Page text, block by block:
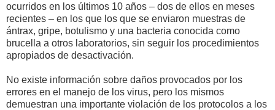
ocurridos en los últimos 10 años – dos de ellos en meses
recientes – en los que los que se enviaron muestras de
ántrax, gripe, botulismo y una bacteria conocida como
brucella a otros laboratorios, sin seguir los procedimientos
apropiados de desactivación.
No existe información sobre daños provocados por los
errores en el manejo de los virus, pero los mismos
demuestran una importante violación de los protocolos a los